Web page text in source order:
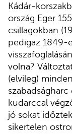
Kádár-
ország Eger
csillagokban
pedigaz 1849-
volna?
(elvileg)
kudarccal
jó sokat
sikertelen